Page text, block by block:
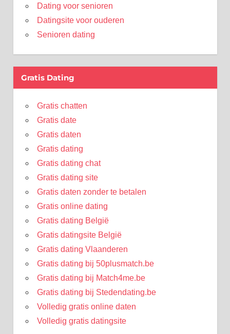
Dating voor senioren
Datingsite voor ouderen
Senioren dating
Gratis Dating
Gratis chatten
Gratis date
Gratis daten
Gratis dating
Gratis dating chat
Gratis dating site
Gratis daten zonder te betalen
Gratis online dating
Gratis dating België
Gratis datingsite België
Gratis dating Vlaanderen
Gratis dating bij 50plusmatch.be
Gratis dating bij Match4me.be
Gratis dating bij Stedendating.be
Volledig gratis online daten
Volledig gratis datingsite